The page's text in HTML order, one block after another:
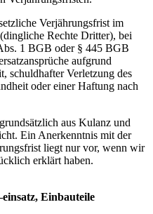
Verjährungsfrist im
Rechte Dritter), bei
1 BGB oder § 445 BGB
aufgrund
schuldhafter Verletzung des
oder einer Haftung nach
aus Kulanz und
Ein Anerkenntnis mit der
liegt nur vor, wenn wir
erklärt haben.
Einbauteile